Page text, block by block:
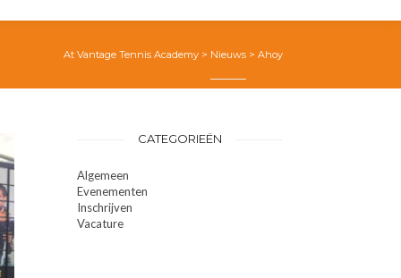
At Vantage Tennis Academy > Nieuws > Ahoy
CATEGORIEËN
Algemeen
Evenementen
Inschrijven
Vacature